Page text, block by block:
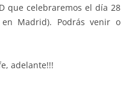
que celebraremos el día 28
Madrid). Podrás venir o
adelante!!!